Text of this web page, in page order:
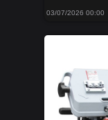
03/07/2026 00:00